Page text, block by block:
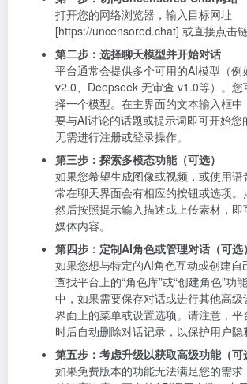
打开您的网络浏览器，输入目标网址
[https://uncensored.chat] 或直接点击链
第二步：选择聊天模型并开始对话
平台通常会提供多个可用的AI模型（例
v2.0、Deepseek 无审查 v1.0等）。您
择一个模型。在主界面的文本输入框中
要与AI讨论的话题或提示词即可开始您
无需进行注册或登录操作。
第三步：探索多模态功能（可选）
如果您希望生成图像或视频，或使用语
常在聊天界面会有相应的按钮或选项。
然后按照提示输入描述或上传素材，即
媒体内容。
第四步：定制AI角色或管理对话（可选）
如果您想与特定的AI角色互动或创建自
查找平台上的“角色库”或“创建角色”功
中，如果需要保存对话或进行其他高
界面上的菜单或设置选项。请注意，
时后自动删除对话记录，以保护用户隐
第五步：考虑升级以获取高级功能（可
如果免费版本的功能无法满足您的需